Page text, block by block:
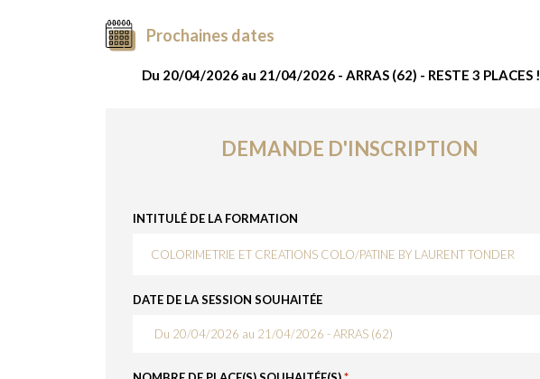
Prochaines dates
Du 20/04/2026 au 21/04/2026 - ARRAS (62) - RESTE 3 PLACES !
DEMANDE D'INSCRIPTION
INTITULÉ DE LA FORMATION
DATE DE LA SESSION SOUHAITÉE